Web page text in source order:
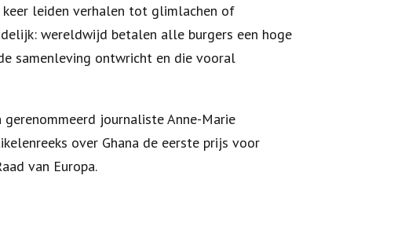
leiden verhalen tot glimlachen of
wereldwijd betalen alle burgers een hoge
samenleving ontwricht en die vooral
journaliste Anne-Marie
over Ghana de eerste prijs voor
van Europa.